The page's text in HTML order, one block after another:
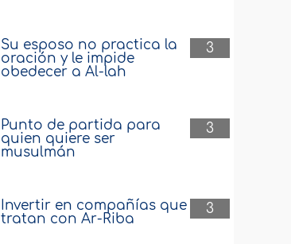
3
Su esposo no practica la
oración y le impide
obedecer a Al-lah
3
Punto de partida para
quien quiere ser
musulmán
3
Invertir en compañías que
tratan con Ar-Riba